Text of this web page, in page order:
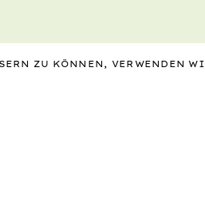
ZU KÖNNEN, VERWENDEN